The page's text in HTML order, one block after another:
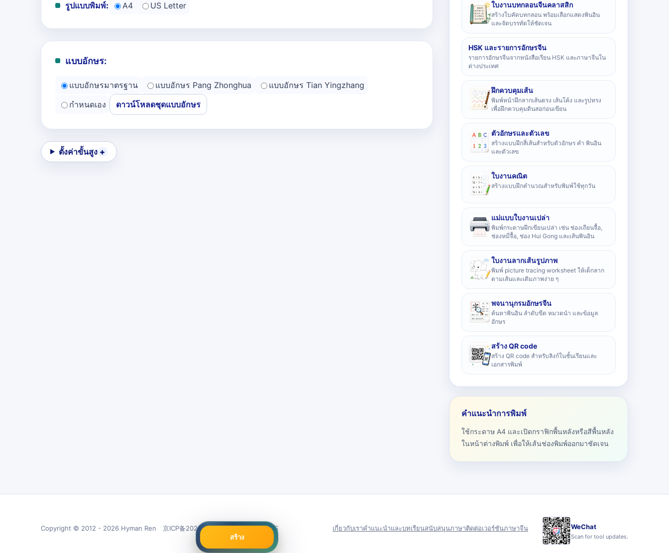
รูปแบบพิมพ์: A4 US Letter
แบบอักษร:
แบบอักษรมาตรฐาน แบบอักษร Pang Zhonghua
แบบอักษร Tian Yingzhang
กำหนดเอง
ดาวน์โหลดชุดแบบอักษร
ตั้งค่าขั้นสูง
สร้าง
ใบงานบทกลอนจีนคลาสสิก
สร้างใบคัดบทกลอน พร้อมเลือกแสดงพินอิน
และจัดบรรทัดให้ชัดเจน
HSK และรายการอักษรจีน
รายการอักษรจีนจากหนังสือเรียน HSK และภาษาจีนใน
ต่างประเทศ
ฝึกควบคุมเส้น
พิมพ์หน้าฝึกลากเส้นตรง เส้นโค้ง และรูปทรง
เพื่อฝึกควบคุมดินสอก่อนเขียน
ตัวอักษรและตัวเลข
สร้างแบบฝึกสี่เส้นสำหรับตัวอักษร คำ พินอิน
และตัวเลข
ใบงานคณิต
สร้างแบบฝึกคำนวณสำหรับพิมพ์ใช้ทุกวัน
แม่แบบใบงานเปล่า
พิมพ์กระดาษฝึกเขียนเปล่า เช่น ช่องเถียนจื้อ,
ช่องหมี่จื้อ, ช่อง Hui Gong และเส้นพินอิน
ใบงานลากเส้นรูปภาพ
พิมพ์ picture tracing worksheet ให้เด็กลาก
ตามเส้นและเติมภาพง่าย ๆ
พจนานุกรมอักษรจีน
ค้นหาพินอิน ลำดับขีด หมวดนำ และข้อมูล
อักษร
สร้าง QR code
สร้าง QR code สำหรับลิงก์ในชั้นเรียนและ
เอกสารพิมพ์
คำแนะนำการพิมพ์
ใช้กระดาษ A4 และเปิดกราฟิกพื้นหลังหรือสีพื้นหลัง
ในหน้าต่างพิมพ์ เพื่อให้เส้นช่องพิมพ์ออกมาชัดเจน
Copyright © 2012 - 2026 Hyman Ren 京ICP备2021026679号 Server in: US เกี่ยวกับเราคำแนะนำและบทเรียนสนับสนุนภาษาติดต่อเวอร์ชันภาษาจีน WeChat
Scan for tool updates.